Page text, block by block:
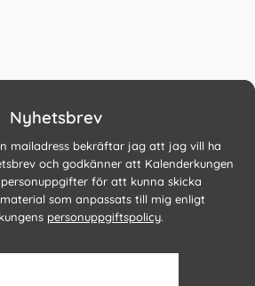
Nyhetsbrev
mailadress bekräftar jag att jag vill ha
och godkänner att Kalenderkungen
för att kunna skicka
som anpassats till mig enligt
personuppgiftspolicy.